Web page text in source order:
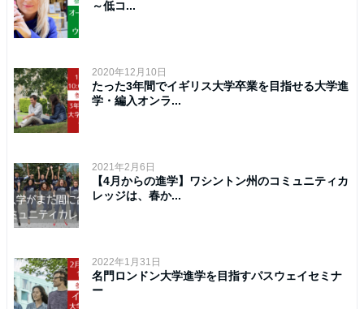
～低コ...
2020年12月10日
たった3年間でイギリス大学卒業を目指せる大学進
学・編入オンラ...
2021年2月6日
【4月からの進学】ワシントン州のコミュニティカ
レッジは、春か...
2022年1月31日
名門ロンドン大学進学を目指すパスウェイセミナ
ー